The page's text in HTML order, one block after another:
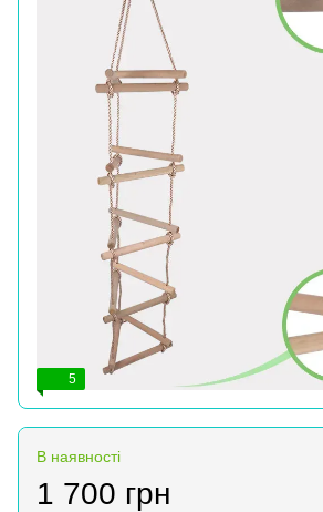
5
В наявності
1 700 грн